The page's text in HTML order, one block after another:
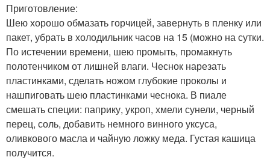
Приготовление:
Шею хорошо обмазать горчицей, завернуть в пленку или
пакет, убрать в холодильник часов на 15 (можно на сутки.
По истечении времени, шею промыть, промакнуть
полотенчиком от лишней влаги. Чеснок нарезать
пластинками, сделать ножом глубокие проколы и
нашпиговать шею пластинками чеснока. В пиале
смешать специи: паприку, укроп, хмели сунели, черный
перец, соль, добавить немного винного уксуса,
оливкового масла и чайную ложку меда. Густая кашица
получится.